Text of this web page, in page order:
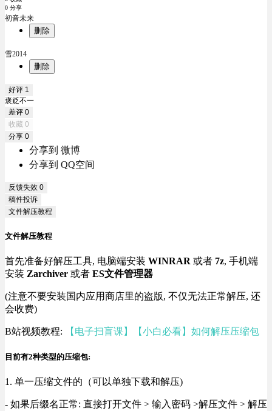
0 分享
初音未来
删除
雪2014
删除
好评 1
褒贬不一
差评 0
收藏 0
分享 0
分享到 微博
分享到 QQ空间
反馈失效 0
稿件投诉
文件解压教程
文件解压教程
首先准备好解压工具, 电脑端安装 WINRAR 或者 7z, 手机端
安装 Zarchiver 或者 ES文件管理器
(注意不要安装国内应用商店里的盗版, 不仅无法正常解压, 还
会收费)
B站视频教程: 【电子扫盲课】【小白必看】如何解压压缩包
目前有2种类型的压缩包:
1. 单一压缩文件的（可以单独下载和解压)
- 如果后缀名正常: 直接打开文件 > 输入密码 >解压文件 > 解压